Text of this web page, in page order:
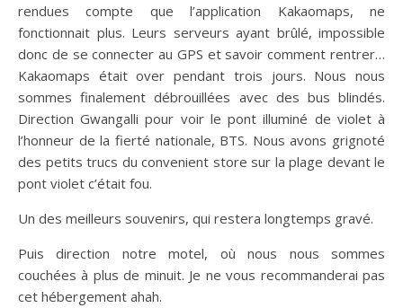
rendues compte que l’application Kakaomaps, ne
fonctionnait plus. Leurs serveurs ayant brûlé, impossible
donc de se connecter au GPS et savoir comment rentrer…
Kakaomaps était over pendant trois jours. Nous nous
sommes finalement débrouillées avec des bus blindés.
Direction Gwangalli pour voir le pont illuminé de violet à
l’honneur de la fierté nationale, BTS. Nous avons grignoté
des petits trucs du convenient store sur la plage devant le
pont violet c’était fou.
Un des meilleurs souvenirs, qui restera longtemps gravé.
Puis direction notre motel, où nous nous sommes
couchées à plus de minuit. Je ne vous recommanderai pas
cet hébergement ahah.